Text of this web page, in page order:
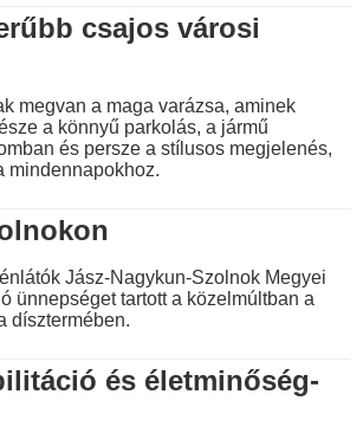
csajos városi
megvan a maga varázsa, aminek
a könnyű parkolás, a jármű
és persze a stílusos megjelenés,
mindennapokhoz.
Jász-Nagykun-Szolnok Megyei
ünnepséget tartott a közelmúltban a
dísztermében.
és életminőség-